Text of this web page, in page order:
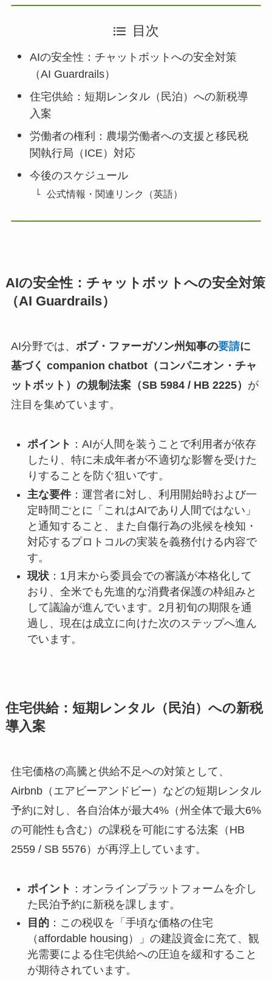
目次
AIの安全性：チャットボットへの安全対策
（AI Guardrails）
住宅供給：短期レンタル（民泊）への新税導
入案
労働者の権利：農場労働者への支援と移民税
関執行局（ICE）対応
今後のスケジュール
公式情報・関連リンク（英語）
AIの安全性：チャットボットへの安全対策
（AI Guardrails）
AI分野では、 ボブ・ファーガソン州知事の要請に
基づく companion chatbot（コンパニオン・チャ
ットボット）の規制法案（SB 5984 / HB 2225） が
注目を集めています。
ポイント ：AIが人間を装うことで利用者が依存
したり、特に未成年者が不適切な影響を受けた
りすることを防ぐ狙いです。
主な要件：運営者に対し、利用開始時および一
定時間ごとに「これはAIであり人間ではない」
と通知すること、また自傷行為の兆候を検知・
対応するプロトコルの実装を義務付ける内容で
す。
現状：1月末から委員会での審議が本格化して
おり、全米でも先進的な消費者保護の枠組みと
して議論が進んでいます。2月初旬の期限を通
過し、現在は成立に向けた次のステップへ進ん
でいます。
住宅供給：短期レンタル（民泊）への新税
導入案
住宅価格の高騰と供給不足への対策として、
Airbnb（エアビーアンドビー）などの短期レンタル
予約に対し、各自治体が最大4%（州全体で最大6%
の可能性も含む）の課税を可能にする法案（HB
2559 / SB 5576）が再浮上しています。
ポイント ：オンラインプラットフォームを介し
た民泊予約に新税を課します。
目的：この税収を「手頃な価格の住宅
（affordable housing）」の建設資金に充て、観
光需要による住宅供給への圧迫を緩和すること
が期待されています。